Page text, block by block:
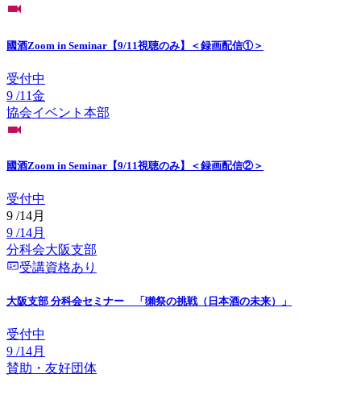
國酒Zoom in Seminar【9/11視聴のみ】＜録画配信①＞
受付中
9 /11金
協会イベント 本部
國酒Zoom in Seminar【9/11視聴のみ】＜録画配信②＞
受付中
9 /14月
9 /14月
分科会大阪支部
受講資格あり
大阪支部 分科会セミナー 「獺祭の挑戦（日本酒の未来）」
受付中
9 /14月
賛助・友好団体